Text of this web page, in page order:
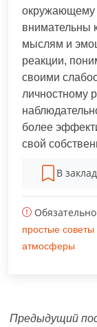
окружающему
внимательны
мыслям и
реакции,
своими
личностному
более
свой
В
простые
атмосферы
Предыдущий